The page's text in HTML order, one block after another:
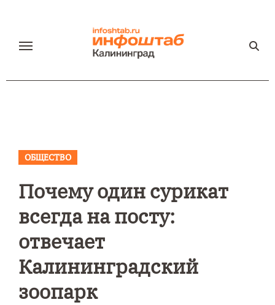
содержанию
ОБЩЕСТВО
Почему один сурикат
всегда на посту:
отвечает
Калининградский
зоопарк